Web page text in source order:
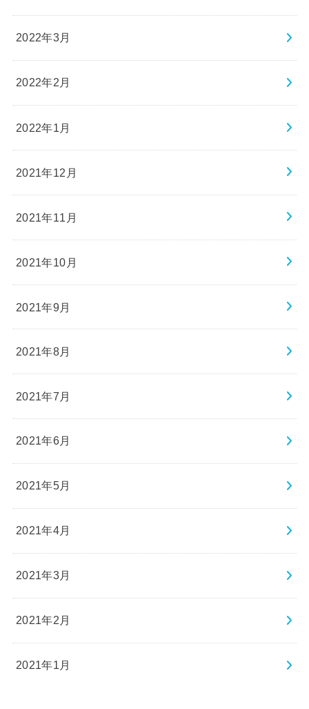
2022年3月
2022年2月
2022年1月
2021年12月
2021年11月
2021年10月
2021年9月
2021年8月
2021年7月
2021年6月
2021年5月
2021年4月
2021年3月
2021年2月
2021年1月